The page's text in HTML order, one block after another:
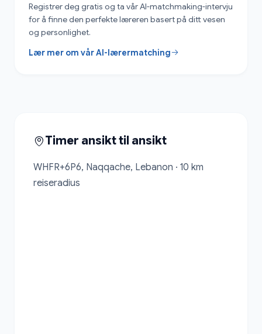
Registrer deg gratis og ta vår AI-matchmaking-intervju
for å finne den perfekte læreren basert på ditt vesen
og personlighet.
Lær mer om vår AI-lærermatching
Timer ansikt til ansikt
WHFR+6P6, Naqqache, Lebanon · 10 km
reiseradius